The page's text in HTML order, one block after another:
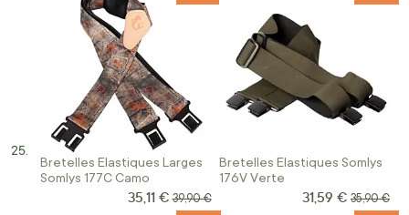
Bretelles Elastiques Larges
Somlys 177C Camo
Prix Spécial
35,11 € Prix normal
39,90 €
Bretelles Elastiques Somlys
176V Verte
Prix Spécial
31,59 € Prix
35,90 €